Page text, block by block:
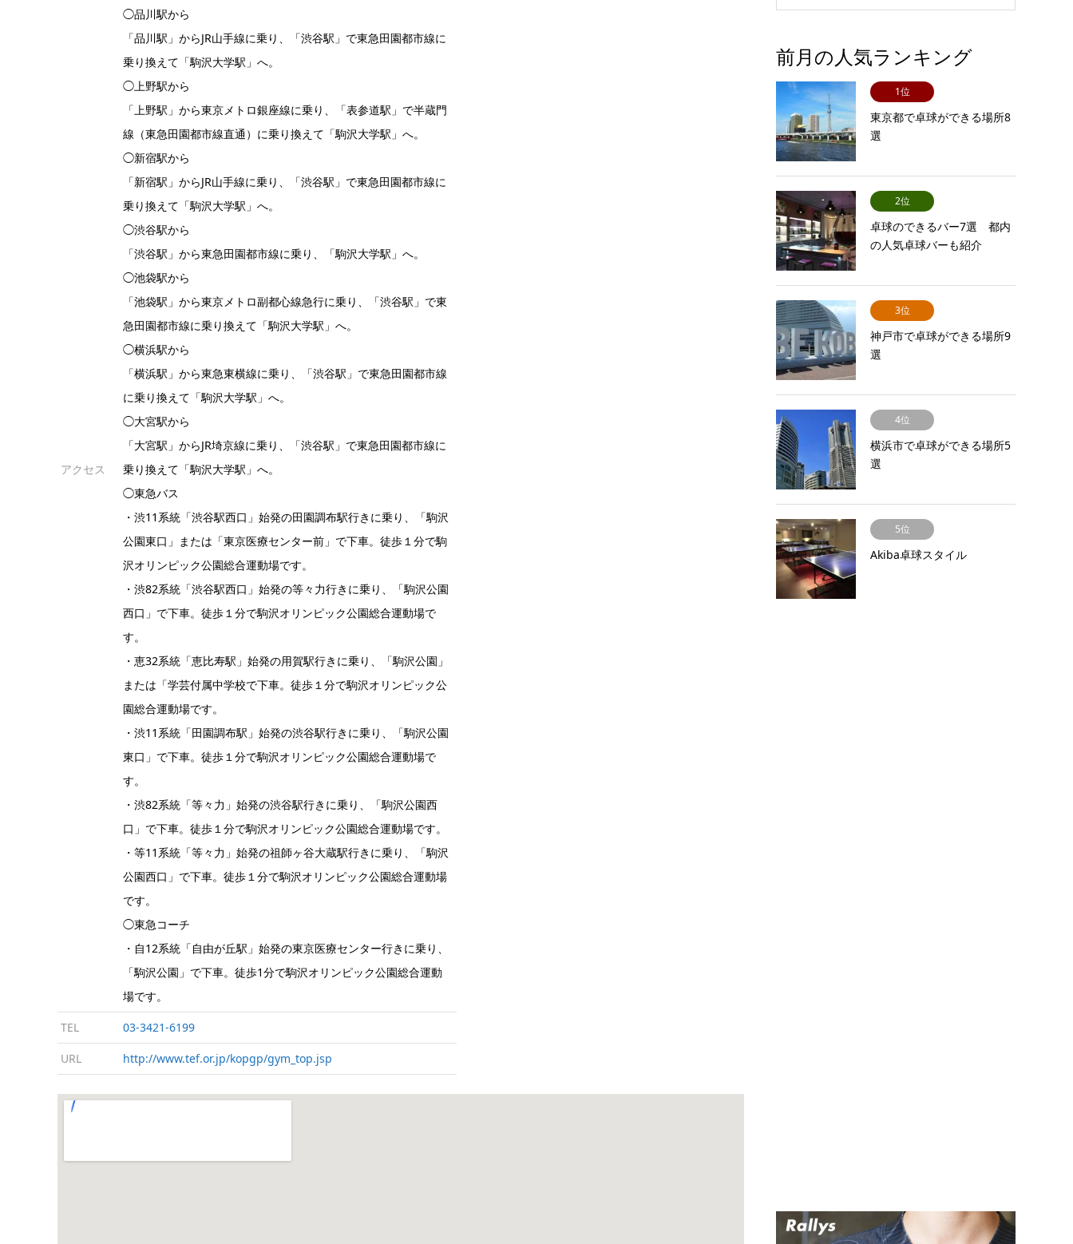
アクセス
◯品川駅から
「品川駅」からJR山手線に乗り、「渋谷駅」で東急田園都市線に
乗り換えて「駒沢大学駅」へ。
◯上野駅から
「上野駅」から東京メトロ銀座線に乗り、「表参道駅」で半蔵門
線（東急田園都市線直通）に乗り換えて「駒沢大学駅」へ。
◯新宿駅から
「新宿駅」からJR山手線に乗り、「渋谷駅」で東急田園都市線に
乗り換えて「駒沢大学駅」へ。
◯渋谷駅から
「渋谷駅」から東急田園都市線に乗り、「駒沢大学駅」へ。
◯池袋駅から
「池袋駅」から東京メトロ副都心線急行に乗り、「渋谷駅」で東
急田園都市線に乗り換えて「駒沢大学駅」へ。
◯横浜駅から
「横浜駅」から東急東横線に乗り、「渋谷駅」で東急田園都市線
に乗り換えて「駒沢大学駅」へ。
◯大宮駅から
「大宮駅」からJR埼京線に乗り、「渋谷駅」で東急田園都市線に
乗り換えて「駒沢大学駅」へ。
◯東急バス
・渋11系統「渋谷駅西口」始発の田園調布駅行きに乗り、「駒沢
公園東口」または「東京医療センター前」で下車。徒歩１分で駒
沢オリンピック公園総合運動場です。
・渋82系統「渋谷駅西口」始発の等々力行きに乗り、「駒沢公園
西口」で下車。徒歩１分で駒沢オリンピック公園総合運動場で
す。
・恵32系統「恵比寿駅」始発の用賀駅行きに乗り、「駒沢公園」
または「学芸付属中学校で下車。徒歩１分で駒沢オリンピック公
園総合運動場です。
・渋11系統「田園調布駅」始発の渋谷駅行きに乗り、「駒沢公園
東口」で下車。徒歩１分で駒沢オリンピック公園総合運動場で
す。
・渋82系統「等々力」始発の渋谷駅行きに乗り、「駒沢公園西
口」で下車。徒歩１分で駒沢オリンピック公園総合運動場です。
・等11系統「等々力」始発の祖師ヶ谷大蔵駅行きに乗り、「駒沢
公園西口」で下車。徒歩１分で駒沢オリンピック公園総合運動場
です。
◯東急コーチ
・自12系統「自由が丘駅」始発の東京医療センター行きに乗り、
「駒沢公園」で下車。徒歩1分で駒沢オリンピック公園総合運動
場です。
TEL 03-3421-6199
URL http://www.tef.or.jp/kopgp/gym_top.jsp
前月の人気ランキング
1位
東京都で卓球ができる場所8
選
2位
卓球のできるバー7選 都内
の人気卓球バーも紹介
3位
神戸市で卓球ができる場所9
選
4位
横浜市で卓球ができる場所5
選
5位
Akiba卓球スタイル